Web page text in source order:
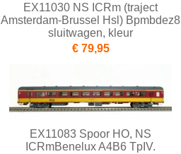
EX11030 NS ICRm (traject
Amsterdam-Brussel Hsl) Bpmbdez8
sluitwagen, kleur
€ 79,95
EX11083 Spoor HO, NS
ICRmBenelux A4B6 TpIV.